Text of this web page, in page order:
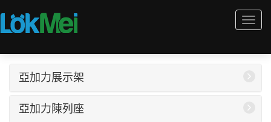
亞加力展示架
亞加力陳列座